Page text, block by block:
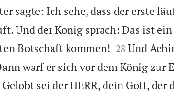
sagte: Ich sehe, dass der erste
Und der König sprach: Das ist
Botschaft kommen!
28 Und
warf er sich vor dem König zur
sei der HERR, dein Gott, der